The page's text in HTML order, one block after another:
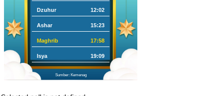
Dzuhur 12:02
Ashar 15:23
Maghrib 17:58
Isya 19:09
Sumber: Kemenag